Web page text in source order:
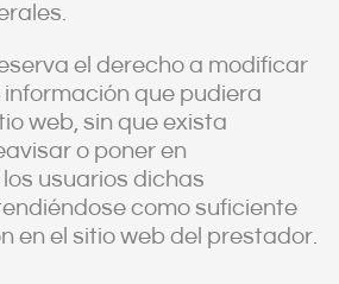
el derecho a modificar
que pudiera
web, sin que exista
o poner en
usuarios dichas
como suficiente
en el sitio web del prestador.